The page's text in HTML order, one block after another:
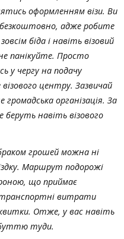
оформленням візи. Ви
адже робите
біда і навіть візовий
панікуйте. Просто
у чергу на подачу
центру. Зазвичай
організація. За
беруть навіть візового
грошей можна ні
Маршрут подорожі
що приймає
витрати
Отже, у вас навіть
туди.